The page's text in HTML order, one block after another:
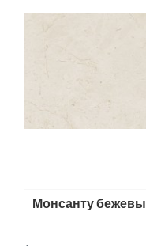
Монсанту